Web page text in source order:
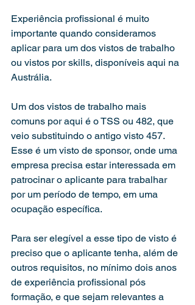
Experiência profissional é muito
importante quando consideramos
aplicar para um dos vistos de trabalho
ou vistos por skills, disponíveis aqui na
Austrália.
Um dos vistos de trabalho mais
comuns por aqui é o TSS ou 482, que
veio substituindo o antigo visto 457.
Esse é um visto de sponsor, onde uma
empresa precisa estar interessada em
patrocinar o aplicante para trabalhar
por um período de tempo, em uma
ocupação específica.
Para ser elegível a esse tipo de visto é
preciso que o aplicante tenha, além de
outros requisitos, no mínimo dois anos
de experiência profissional pós
formação, e que sejam relevantes a